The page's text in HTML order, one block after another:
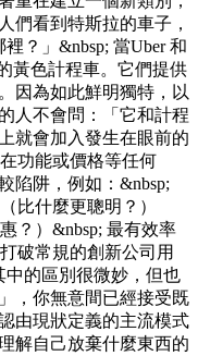
們看到特斯拉的車子，
？」&nbsp; 當Uber 和
黃色計程車。它們提供
因為如此鮮明獨特，以
人不會問：「它和計程
就會加入發生在眼前的
功能或價格等任何
陷阱，例如：&nbsp;
比什麼更聰明？）
？）&nbsp; 最有效率
破常規的創新公司用
的區別很微妙，但也
，你無意間已經接受既
由現狀定義的主流模式
解自己放棄什麼東西的